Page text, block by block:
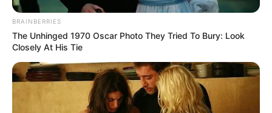
BRAINBERRIES
The Unhinged 1970 Oscar Photo They Tried To Bury: Look
Closely At His Tie